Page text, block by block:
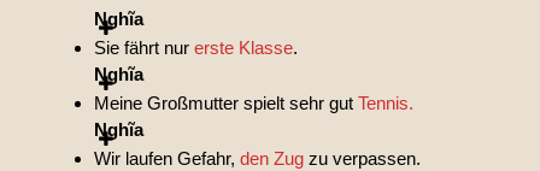
Nghĩa
Sie fährt nur erste Klasse.
Nghĩa
Meine Großmutter spielt sehr gut Tennis.
Nghĩa
Wir laufen Gefahr, den Zugzu verpassen.